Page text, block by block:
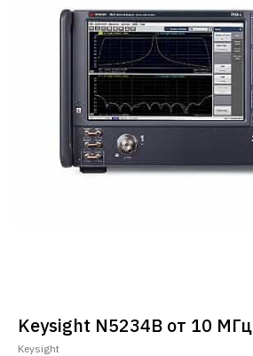
Keysight N5234B от 10
Keysight